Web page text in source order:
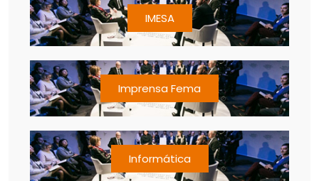
IMESA
Imprensa Fema
Informática